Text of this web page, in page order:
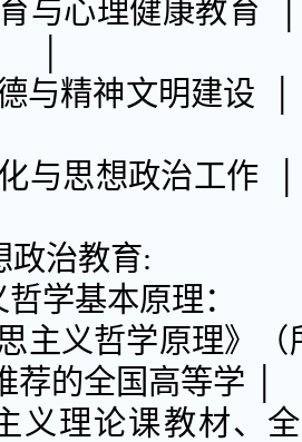
育与心理健康教育
│
道德与精
文化与
思想
主义哲
主义哲学原理》
荐的全国高等学 │
义理论课教材、